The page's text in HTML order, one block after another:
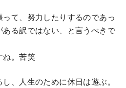
て、努力したりするのであっ
る訳ではない、と言うべきで
ね。苦笑
、人生のために休日は遊ぶ。